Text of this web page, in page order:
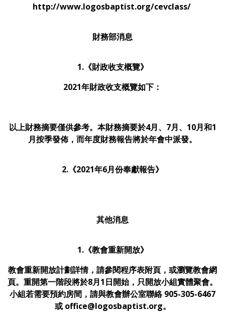
http://www.logosbaptist.org/cevclass/
財務部消息
1.《財政收支概覽》
2021年財政收支概覽如下：
以上財務摘要僅供參考。本財務摘要於4月、7月、10月和1
月按季發佈，而年度財務報告將於年會中派發。
2.《2021年6月份奉獻報告》
其他消息
1.《教會重新開放》
教會重新開放計劃詳情，請參閱程序表附頁，或瀏覽教會網
頁。重開第一階段將於8月1日開始，只開放小組實體聚會。
小組若需要預約房間，請與教會辦公室聯絡 905-305-6467
或 office@logosbaptist.org。